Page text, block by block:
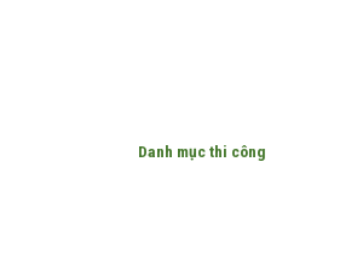
Danh mục thi công